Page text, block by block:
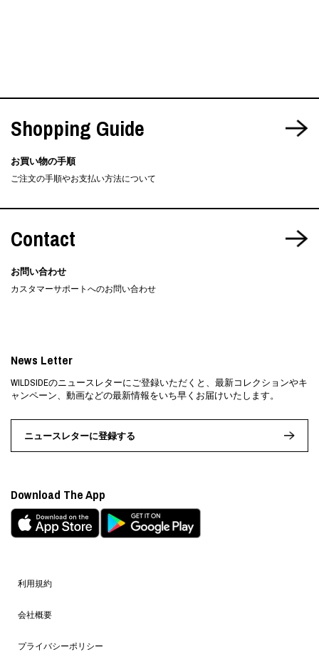
Shopping Guide
お買い物の手順
ご注文の手順やお支払い方法について
Contact
お問い合わせ
カスタマーサポートへのお問い合わせ
利用規約
会社概要
プライバシーポリシー
News Letter
WILDSIDEのニュースレターにご登録いただくと、最新コレクションやキ
ャンペーン、動画などの最新情報をいち早くお届けいたします。
ニュースレターに登録する
Download The App